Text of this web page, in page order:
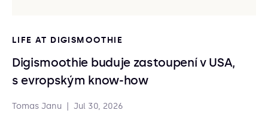
LIFE AT DIGISMOOTHIE
Digismoothie buduje zastoupení v USA,
s evropským know-how
Tomas Janu Jul 30, 2026